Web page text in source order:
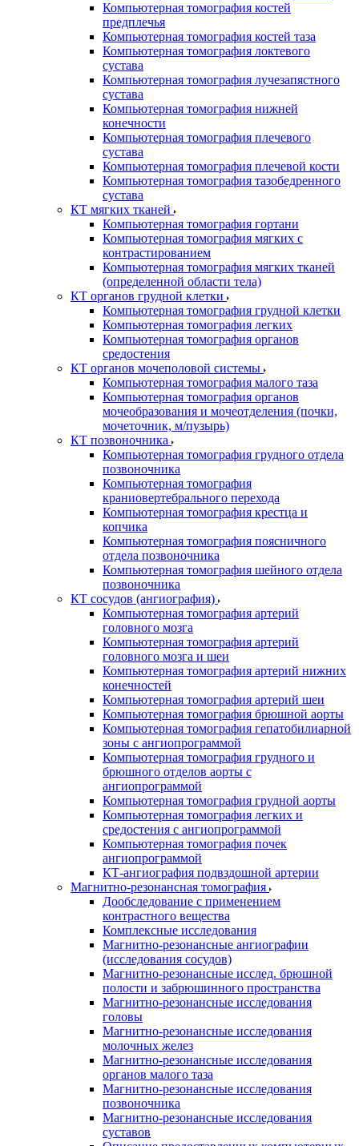
Компьютерная томография костей
предплечья
Компьютерная томография костей таза
Компьютерная томография локтевого
сустава
Компьютерная томография лучезапястного
сустава
Компьютерная томография нижней
конечности
Компьютерная томография плечевого
сустава
Компьютерная томография плечевой кости
Компьютерная томография тазобедренного
сустава
КТ мягких тканей
Компьютерная томография гортани
Компьютерная томография мягких с
контрастированием
Компьютерная томография мягких тканей
(определенной области тела)
КТ органов грудной клетки
Компьютерная томография грудной клетки
Компьютерная томография легких
Компьютерная томография органов
средостения
КТ органов мочеполовой системы
Компьютерная томография малого таза
Компьютерная томография органов
мочеобразования и мочеотделения (почки,
мочеточник, м/пузырь)
КТ позвоночника
Компьютерная томография грудного отдела
позвоночника
Компьютерная томография
краниовертебрального перехода
Компьютерная томография крестца и
копчика
Компьютерная томография поясничного
отдела позвоночника
Компьютерная томография шейного отдела
позвоночника
КТ сосудов (ангиография)
Компьютерная томография артерий
головного мозга
Компьютерная томография артерий
головного мозга и шеи
Компьютерная томография артерий нижних
конечностей
Компьютерная томография артерий шеи
Компьютерная томография брюшной аорты
Компьютерная томография гепатобилиарной
зоны с ангиопрограммой
Компьютерная томография грудного и
брюшного отделов аорты с
ангиопрограммой
Компьютерная томография грудной аорты
Компьютерная томография легких и
средостения с ангиопрограммой
Компьютерная томография почек
ангиопрограммой
КТ-ангиография подвздошной артерии
Магнитно-резонансная томография
Дообследование с применением
контрастного вещества
Комплексные исследования
Магнитно-резонансные ангиографии
(исследования сосудов)
Магнитно-резонансные исслед. брюшной
полости и забрюшинного пространства
Магнитно-резонансные исследования
головы
Магнитно-резонансные исследования
молочных желез
Магнитно-резонансные исследования
органов малого таза
Магнитно-резонансные исследования
позвоночника
Магнитно-резонансные исследования
суставов